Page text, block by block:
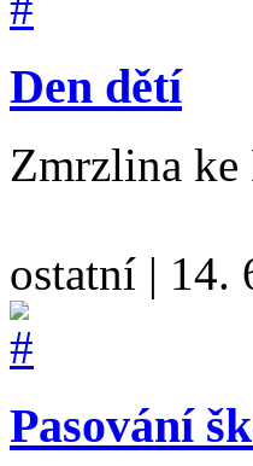
Den dětí
Zmrzlina
ostatní | 14.
Pasování